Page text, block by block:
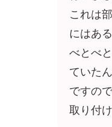
これは
にはあ
べとべ
ていたん
ですの
取り付